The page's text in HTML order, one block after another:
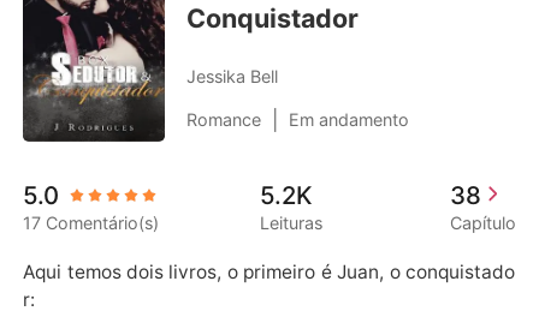
Histórico
Sair
Baixar App
Moderno
Lobisomem
Contos
Bilionários
Conquistador
Jessika Bell
Romance Em andamento
5.0
17 Comentário(s)
5.2K
Leituras
38
Capítulo
Aqui temos dois livros, o primeiro é Juan, o conquistado
r: